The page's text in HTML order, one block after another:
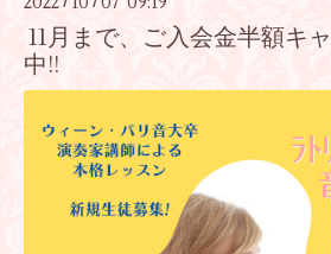
11月まで、ご入会金半額キ
中!!